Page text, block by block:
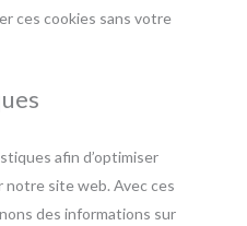
ces cookies sans votre
afin d’optimiser
notre site web. Avec ces
des informations sur